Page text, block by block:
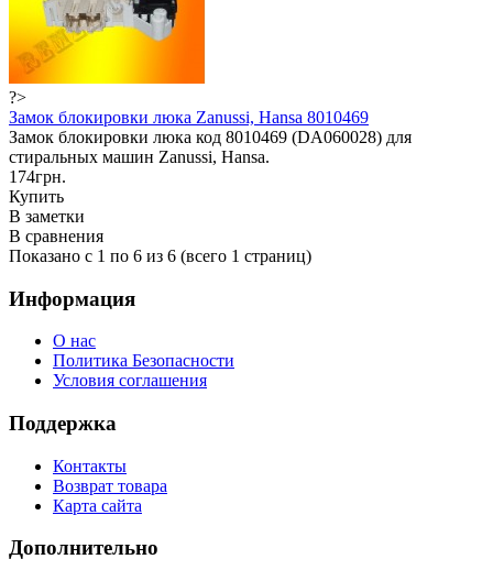
?>
Замок блокировки люка Zanussi, Hansa 8010469
Замок блокировки люка код 8010469 (DA060028) для
стиральных машин Zanussi, Hansa.
174грн.
Купить
В заметки
В сравнения
Показано с 1 по 6 из 6 (всего 1 страниц)
Информация
О нас
Политика Безопасности
Условия соглашения
Поддержка
Контакты
Возврат товара
Карта сайта
Дополнительно